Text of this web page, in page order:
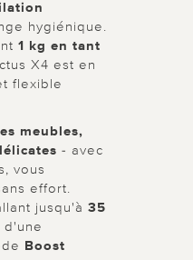
hygiénique.
1 kg en tant
X4 est en
flexible
meubles,
- avec
vous
effort.
jusqu'à 35
d'une
Boost